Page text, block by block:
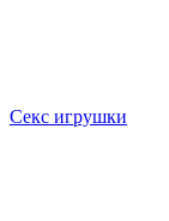
Секс игрушки